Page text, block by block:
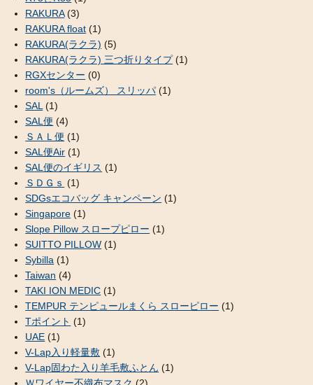
RAKURA(3)
RAKURA float (1)
RAKURA(ラクラ) (5)
RAKURA(ラクラ) 三つ折りタイプ(1)
RGXセンター (0)
room's（ルームズ） スリッパ (1)
SAL (1)
SAL便 (4)
ＳＡＬ便 (1)
SAL便Air (1)
SAL便のイギリス (1)
ＳＤＧｓ (1)
SDGsエコバッグ キャンペーン (1)
Singapore (1)
Slope Pillow スロープピロー (1)
SUITTO PILLOW (1)
Sybilla (1)
Taiwan (4)
TAKI ION MEDIC (1)
TEMPUR テンピュールまくら スローピロー (1)
Tポイント (1)
UAE (1)
V-Lap入り軽量敷 (1)
V-Lap固わた入り羊毛敷ふとん (1)
Ｗワイヤー不織布マスク (2)